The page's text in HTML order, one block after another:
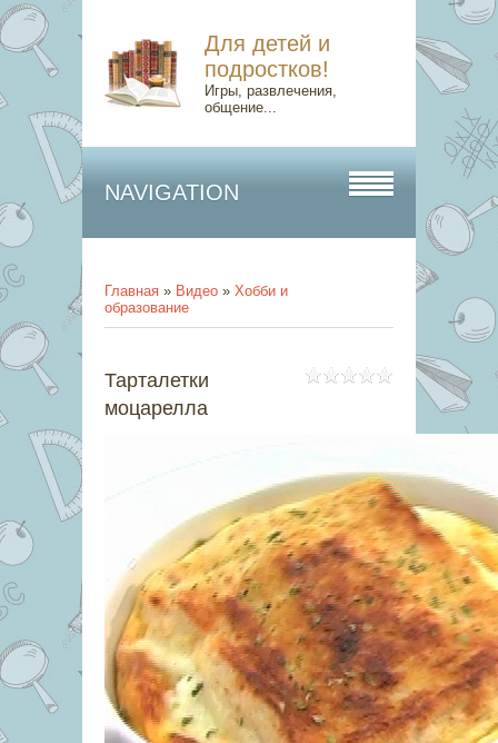
Для детей и
подростков!
Игры, развлечения,
общение...
NAVIGATION
Главная » Видео » Хобби и
образование
Тарталетки
моцарелла